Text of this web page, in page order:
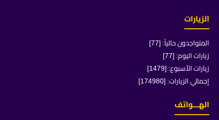
الزيارات
المتواجدون حالياً: [77]
زيارات اليوم: [77]
زيارات الأسبوع: [1479]
إجمالي الزيارات: [174980]
الهـــواتف